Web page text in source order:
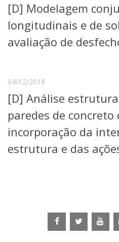
Telefones e Mapas
Pessoas
Ensino
Graduação
Cursos de Extensão
Pesquisa e Inovação
Linhas de Pesquisa
Centros, Núcleos e Projetos
Pós-doutorado
Iniciação Científica
Transferência de
Museus e Espaços
[D] Modelagem
longitudinais e de
avaliação de
04/12/2018
[D] Análise
paredes de concreto
incorporação da
estrutura e das